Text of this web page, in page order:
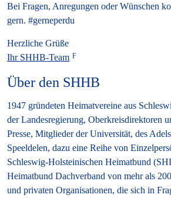
Bei Fragen, Anregungen oder Wünschen
gern. #gerneperdu
Herzliche Grüße
Ihr SHHB-Team
Über den SHHB
1947 gründeten Heimatvereine aus
der Landesregierung, Oberkreisdirektoren
Presse, Mitglieder der Universität, des
Speeldelen, dazu eine Reihe von
Schleswig-Holsteinischen Heimatbund
Heimatbund Dachverband von mehr als
und privaten Organisationen, die sich in